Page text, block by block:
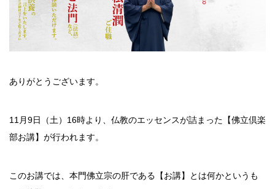
ありがとうございます。
11月9日（土）16時より、仏教のエッセンスが詰まった【佛立倶楽
部お講】が行われます。
このお講では、本門佛立宗の肝である【お講】とは何かというも